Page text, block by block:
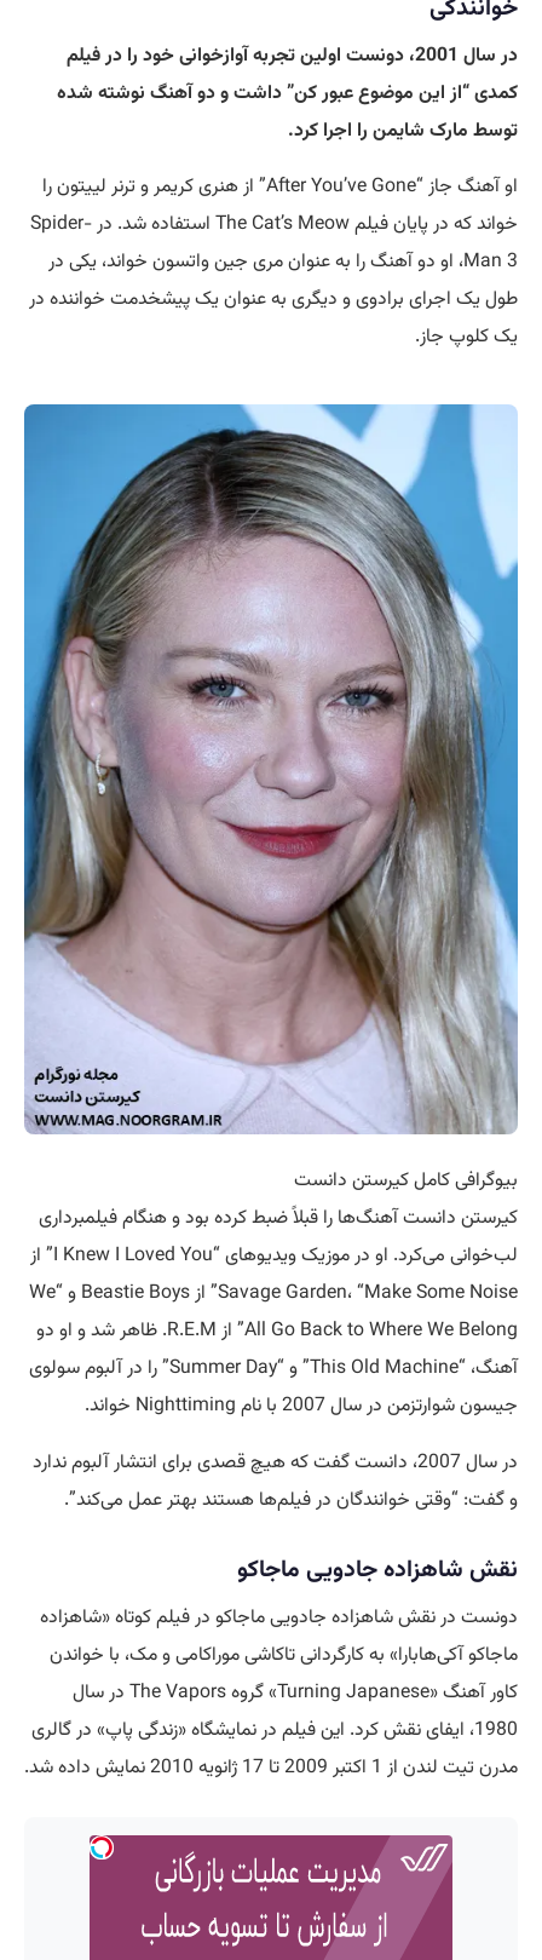
خوانندگی
در سال 2001، دونست اولین تجربه آوازخوانی خود را در فیلم
کمدی “از این موضوع عبور کن” داشت و دو آهنگ نوشته شده
توسط مارک شایمن را اجرا کرد.
او آهنگ جاز “After You’ve Gone” از هنری کریمر و ترنر لییتون را
خواند که در پایان فیلم The Cat’s Meow استفاده شد. در Spider-
Man 3، او دو آهنگ را به عنوان مری جین واتسون خواند، یکی در
طول یک اجرای برادوی و دیگری به عنوان یک پیشخدمت خواننده در
یک کلوپ جاز.
بیوگرافی کامل کیرستن دانست
کیرستن دانست آهنگ‌ها را قبلاً ضبط کرده بود و هنگام فیلمبرداری
لب‌خوانی می‌کرد. او در موزیک ویدیوهای “I Knew I Loved You” از
Savage Garden، “Make Some Noise” از Beastie Boys و “We
All Go Back to Where We Belong” از R.E.M. ظاهر شد و او دو
آهنگ، “This Old Machine” و “Summer Day” را در آلبوم سولوی
جیسون شوارتزمن در سال 2007 با نام Nighttiming خواند.
در سال 2007، دانست گفت که هیچ قصدی برای انتشار آلبوم ندارد
و گفت: “وقتی خوانندگان در فیلم‌ها هستند بهتر عمل می‌کند”.
نقش شاهزاده جادویی ماجاکو
دونست در نقش شاهزاده جادویی ماجاکو در فیلم کوتاه «شاهزاده
ماجاکو آکی‌هابارا» به کارگردانی تاکاشی موراکامی و مک، با خواندن
کاور آهنگ «Turning Japanese» گروه The Vapors در سال
1980، ایفای نقش کرد. این فیلم در نمایشگاه «زندگی پاپ» در گالری
مدرن تیت لندن از 1 اکتبر 2009 تا 17 ژانویه 2010 نمایش داده شد.